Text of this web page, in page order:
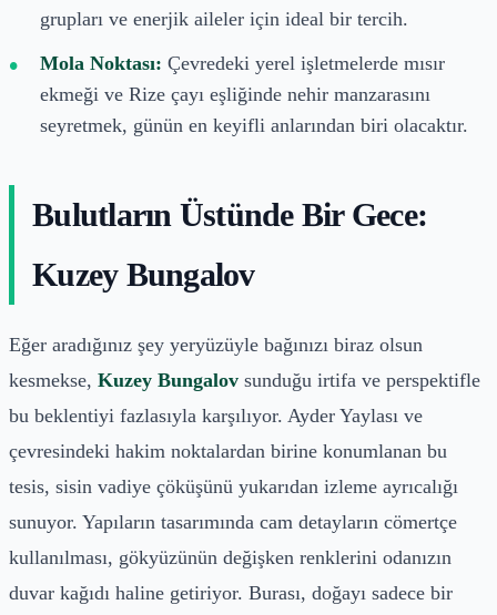
grupları ve enerjik aileler için ideal bir tercih.
Mola Noktası: Çevredeki yerel işletmelerde mısır
ekmeği ve Rize çayı eşliğinde nehir manzarasını
seyretmek, günün en keyifli anlarından biri olacaktır.
Bulutların Üstünde Bir Gece:
Kuzey Bungalov
Eğer aradığınız şey yeryüzüyle bağınızı biraz olsun
kesmekse, Kuzey Bungalov sunduğu irtifa ve perspektifle
bu beklentiyi fazlasıyla karşılıyor. Ayder Yaylası ve
çevresindeki hakim noktalardan birine konumlanan bu
tesis, sisin vadiye çöküşünü yukarıdan izleme ayrıcalığı
sunuyor. Yapıların tasarımında cam detayların cömertçe
kullanılması, gökyüzünün değişken renklerini odanızın
duvar kağıdı haline getiriyor. Burası, doğayı sadece bir